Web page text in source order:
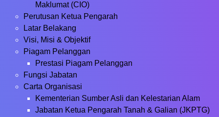
Maklumat (CIO)
Perutusan Ketua Pengarah
Latar Belakang
Visi, Misi & Objektif
Piagam Pelanggan
Prestasi Piagam Pelanggan
Fungsi Jabatan
Carta Organisasi
Kementerian Sumber Asli dan Kelestarian Alam
Jabatan Ketua Pengarah Tanah & Galian (JKPTG)